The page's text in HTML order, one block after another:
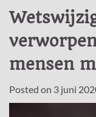
mensen
Posted on 3 juni